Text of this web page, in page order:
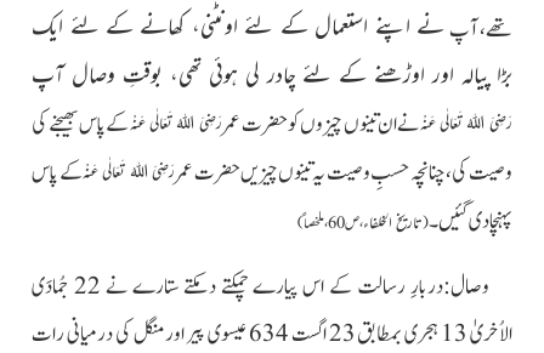
تھے، آپ نے اپنے استعمال کے لئے اونٹنی، کھانے کے لئے ایک
بڑا پیالہ اور اوڑھنے کے لئے چادر لی ہوئی تھی، بوقتِ وصال آپ
رَضِیَ اللہُ تَعَالٰی عَنْہنے ان تینوں چیزوں کو حضرت عمررَضِیَ اللہُ تَعَالٰی عَنْہکے پاس بھیجنے کی
وصیت کی،چنانچہ حسبِ وصیت یہ تینوں چیزیں حضرت عمررَضِیَ اللہُ تَعَالٰی عَنْہکے پاس
پہنچادی گئیں۔(تاریخ الخلفاء،ص 60، ملخصاً)
وصال:دربارِ رسالت کے اس پیارے چمکتے دمکتے ستارے نے 22 جُمادَی
الاُخریٰ 13 ہجری بمطابق 23 اگست 634 عیسوی پیر اور منگل کی درمیانی رات